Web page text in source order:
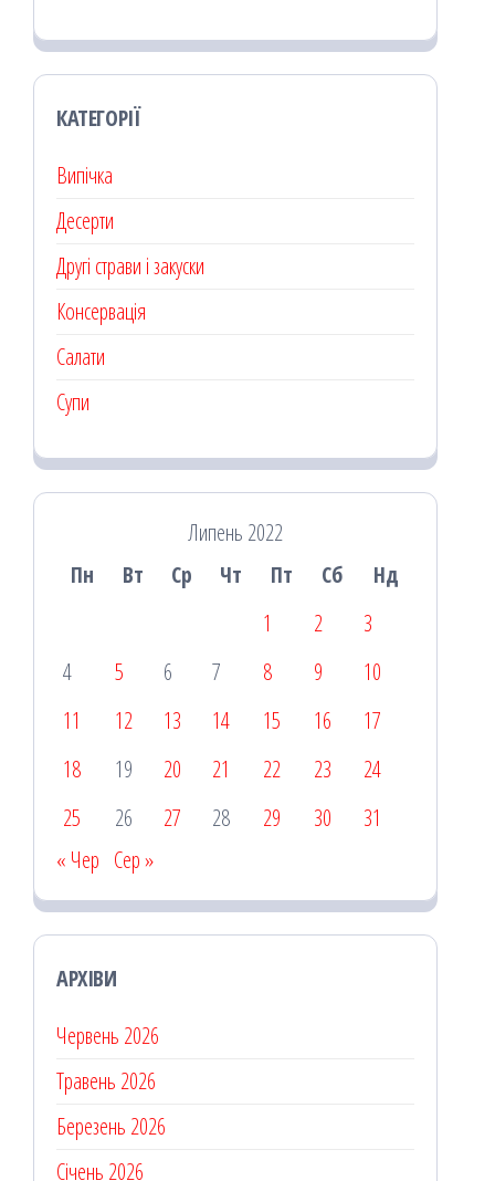
КАТЕГОРІЇ
Випічка
Десерти
Другі страви і закуски
Консервація
Салати
Супи
Липень 2022
Пн
Вт Ср Чт Пт Сб
Нд
1
2
3
4
5 6 7 8 9
10
11
12 13 14 15 16
17
18
19 20 21 22 23
24
25
26 27 28 29 30
31
« Чер Сер »
АРХІВИ
Червень 2026
Травень 2026
Березень 2026
Січень 2026